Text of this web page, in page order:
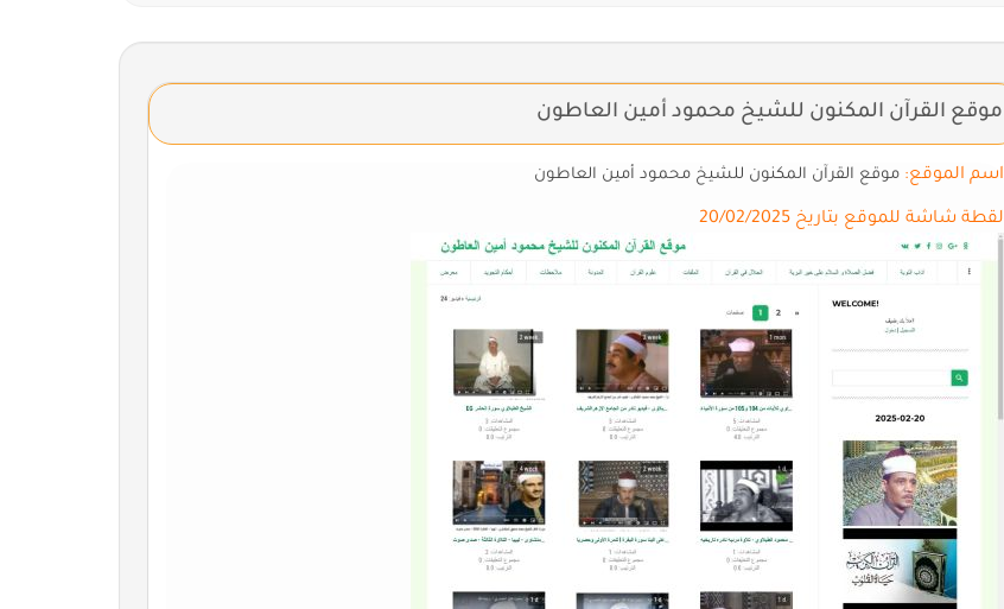
موقع القرآن المكنون للشيخ محمود أمين العاطون
اسم الموقع: موقع القرآن المكنون للشيخ محمود أمين العاطون
لقطة شاشة للموقع بتاريخ 20/02/2025